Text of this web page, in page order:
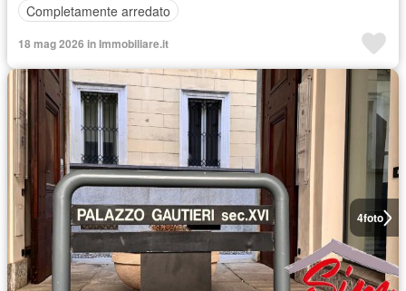
Completamente arredato
18 mag 2026 in Immobiliare.it
4foto